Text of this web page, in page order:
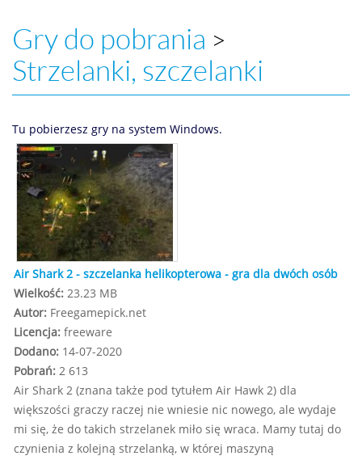
Gry do pobrania >
Strzelanki, szczelanki
Tu pobierzesz gry na system Windows.
Air Shark 2 - szczelanka helikopterowa - gra dla dwóch osób
Wielkość: 23.23 MB
Autor: Freegamepick.net
Licencja: freeware
Dodano: 14-07-2020
Pobrań: 2 613
Air Shark 2 (znana także pod tytułem Air Hawk 2) dla
większości graczy raczej nie wniesie nic nowego, ale wydaje
mi się, że do takich strzelanek miło się wraca. Mamy tutaj do
czynienia z kolejną strzelanką, w której maszyną